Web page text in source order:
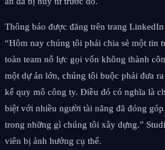
Thông báo được đăng trên trang
“Hôm nay chúng tôi phải chia sẻ một tin
toàn team nỗ lực gọi vốn không thành
một dự án lớn, chúng tôi buộc phải đưa
kể quy mô công ty. Điều đó có nghĩa là
biệt với nhiều người tài năng đã đóng
trong những gì chúng tôi xây dựng.”
viên bị ảnh hưởng cụ thể.